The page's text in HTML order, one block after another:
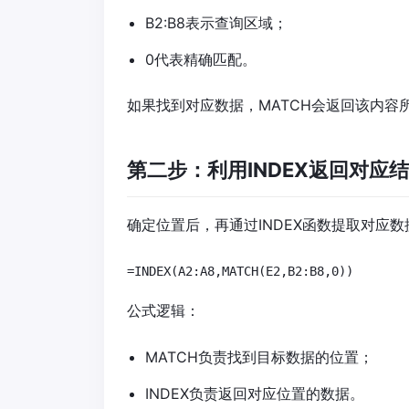
B2:B8表示查询区域；
0代表精确匹配。
如果找到对应数据，MATCH会返回该内容
第二步：利用INDEX返回对应
确定位置后，再通过INDEX函数提取对应数
=INDEX(A2:A8,MATCH(E2,B2:B8,0))
公式逻辑：
MATCH负责找到目标数据的位置；
INDEX负责返回对应位置的数据。